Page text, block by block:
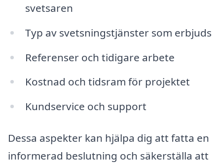
svetsaren
Typ av svetsningstjänster som erbjuds
Referenser och tidigare arbete
Kostnad och tidsram för projektet
Kundservice och support
Dessa aspekter kan hjälpa dig att fatta en
informerad beslutning och säkerställa att